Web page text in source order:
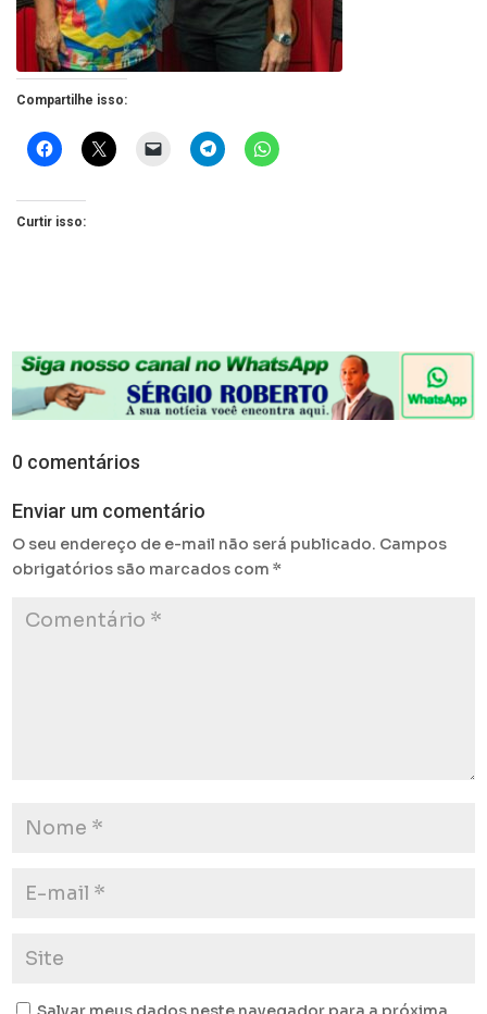
Compartilhe isso:
Curtir isso:
0 comentários
Enviar um comentário
O seu endereço de e-mail não será publicado. Campos
obrigatórios são marcados com*